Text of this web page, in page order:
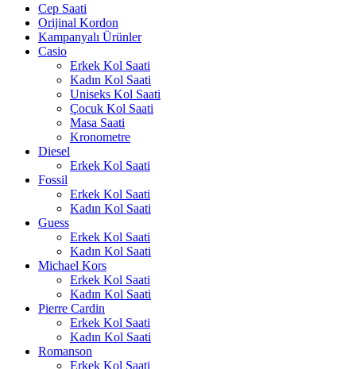
Cep Saati
Orijinal Kordon
Kampanyalı Ürünler
Casio
Erkek Kol Saati
Kadın Kol Saati
Uniseks Kol Saati
Çocuk Kol Saati
Masa Saati
Kronometre
Diesel
Erkek Kol Saati
Fossil
Erkek Kol Saati
Kadın Kol Saati
Guess
Erkek Kol Saati
Kadın Kol Saati
Michael Kors
Erkek Kol Saati
Kadın Kol Saati
Pierre Cardin
Erkek Kol Saati
Kadın Kol Saati
Romanson
Erkek Kol Saati